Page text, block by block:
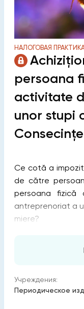
НАЛОГОВАЯ
persoana
activitate
unor stupi
Ce cotă a
de către
persoana
antreprenoriat a
miere?
Учреждения:
Периодическое